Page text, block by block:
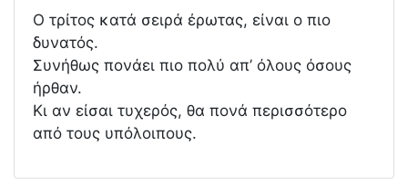
Ο τρίτος κατά σειρά έρωτας, είναι ο πιο
δυνατός.
Συνήθως πονάει πιο πολύ απ’ όλους όσους
ήρθαν.
Κι αν είσαι τυχερός, θα πονά περισσότερο
από τους υπόλοιπους.